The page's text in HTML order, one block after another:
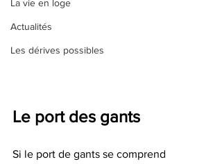
La vie en loge
Actualités
Les dérives possibles
Le port des gants
Si le port de gants se comprend